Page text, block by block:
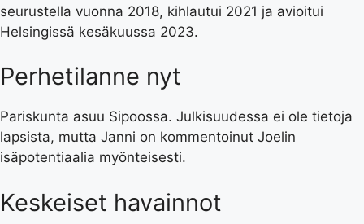
seurustella vuonna 2018, kihlautui 2021 ja avioitui
Helsingissä kesäkuussa 2023.
Perhetilanne nyt
Pariskunta asuu Sipoossa. Julkisuudessa ei ole tietoja
lapsista, mutta Janni on kommentoinut Joelin
isäpotentiaalia myönteisesti.
Keskeiset havainnot